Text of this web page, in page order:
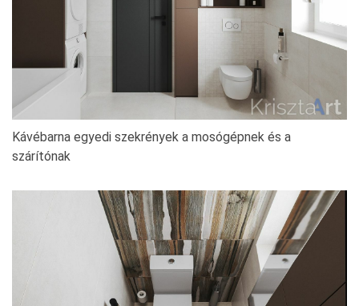
Kávébarna egyedi szekrények a mosógépnek és a
szárítónak